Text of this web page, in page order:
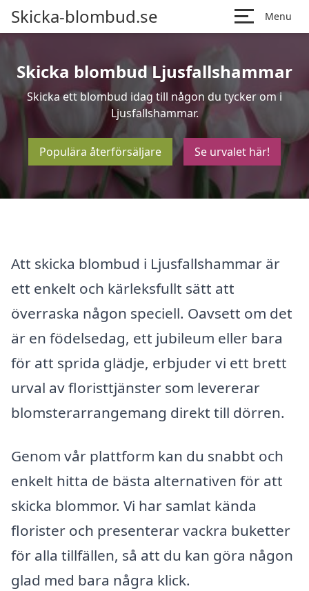
Skicka-blombud.se Menu
Skicka blombud Ljusfallshammar
Skicka ett blombud idag till någon du tycker om i
Ljusfallshammar.
Populära återförsäljare Se urvalet här!
Att skicka blombud i Ljusfallshammar är
ett enkelt och kärleksfullt sätt att
överraska någon speciell. Oavsett om det
är en födelsedag, ett jubileum eller bara
för att sprida glädje, erbjuder vi ett brett
urval av floristtjänster som levererar
blomsterarrangemang direkt till dörren.
Genom vår plattform kan du snabbt och
enkelt hitta de bästa alternativen för att
skicka blommor. Vi har samlat kända
florister och presenterar vackra buketter
för alla tillfällen, så att du kan göra någon
glad med bara några klick.